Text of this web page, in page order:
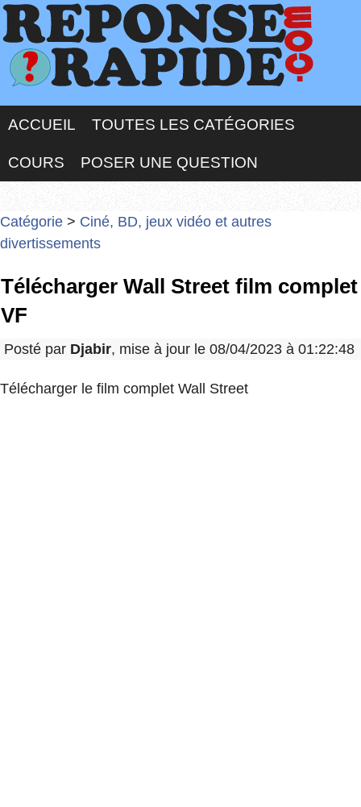
ACCUEIL TOUTES LES CATÉGORIES
COURS POSER UNE QUESTION
Catégorie > Ciné, BD, jeux vidéo et autres
divertissements
Télécharger Wall Street film complet
VF
Posté par Djabir, mise à jour le 08/04/2023 à 01:22:48
Télécharger le film complet Wall Street